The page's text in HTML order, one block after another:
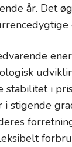
år. Det
stabilitet i
i stigende